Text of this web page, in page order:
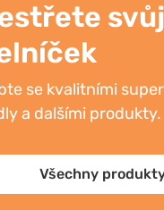
svůj
se kvalitními
a dalšími produkty.
Všechny